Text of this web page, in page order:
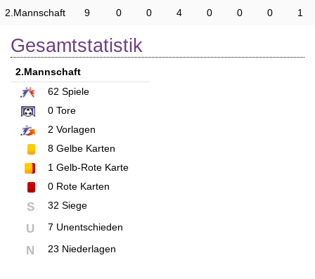
2.Mannschaft
9 0 0 4 0 0 0 1
Gesamtstatistik
2.Mannschaft
62 Spiele
0 Tore
2 Vorlagen
8 Gelbe Karten
1 Gelb-Rote Karte
0 Rote Karten
S 32 Siege
U 7 Unentschieden
N 23 Niederlagen